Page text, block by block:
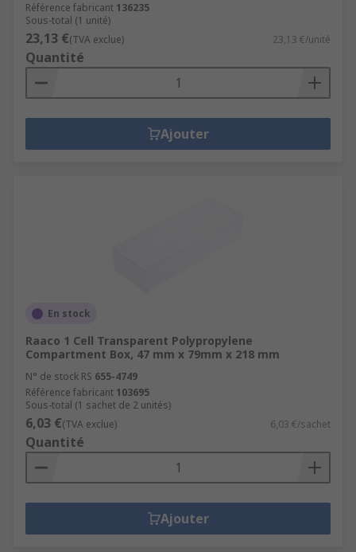
Référence fabricant 136235
Sous-total (1 unité)
23,13 €(TVA exclue) 23,13 €/unité
Quantité
Ajouter
En stock
Raaco 1 Cell Transparent Polypropylene
Compartment Box, 47 mm x 79mm x 218 mm
N° de stock RS 655-4749
Référence fabricant 103695
Sous-total (1 sachet de 2 unités)
6,03 €(TVA exclue) 6,03 €/sachet
Quantité
Ajouter